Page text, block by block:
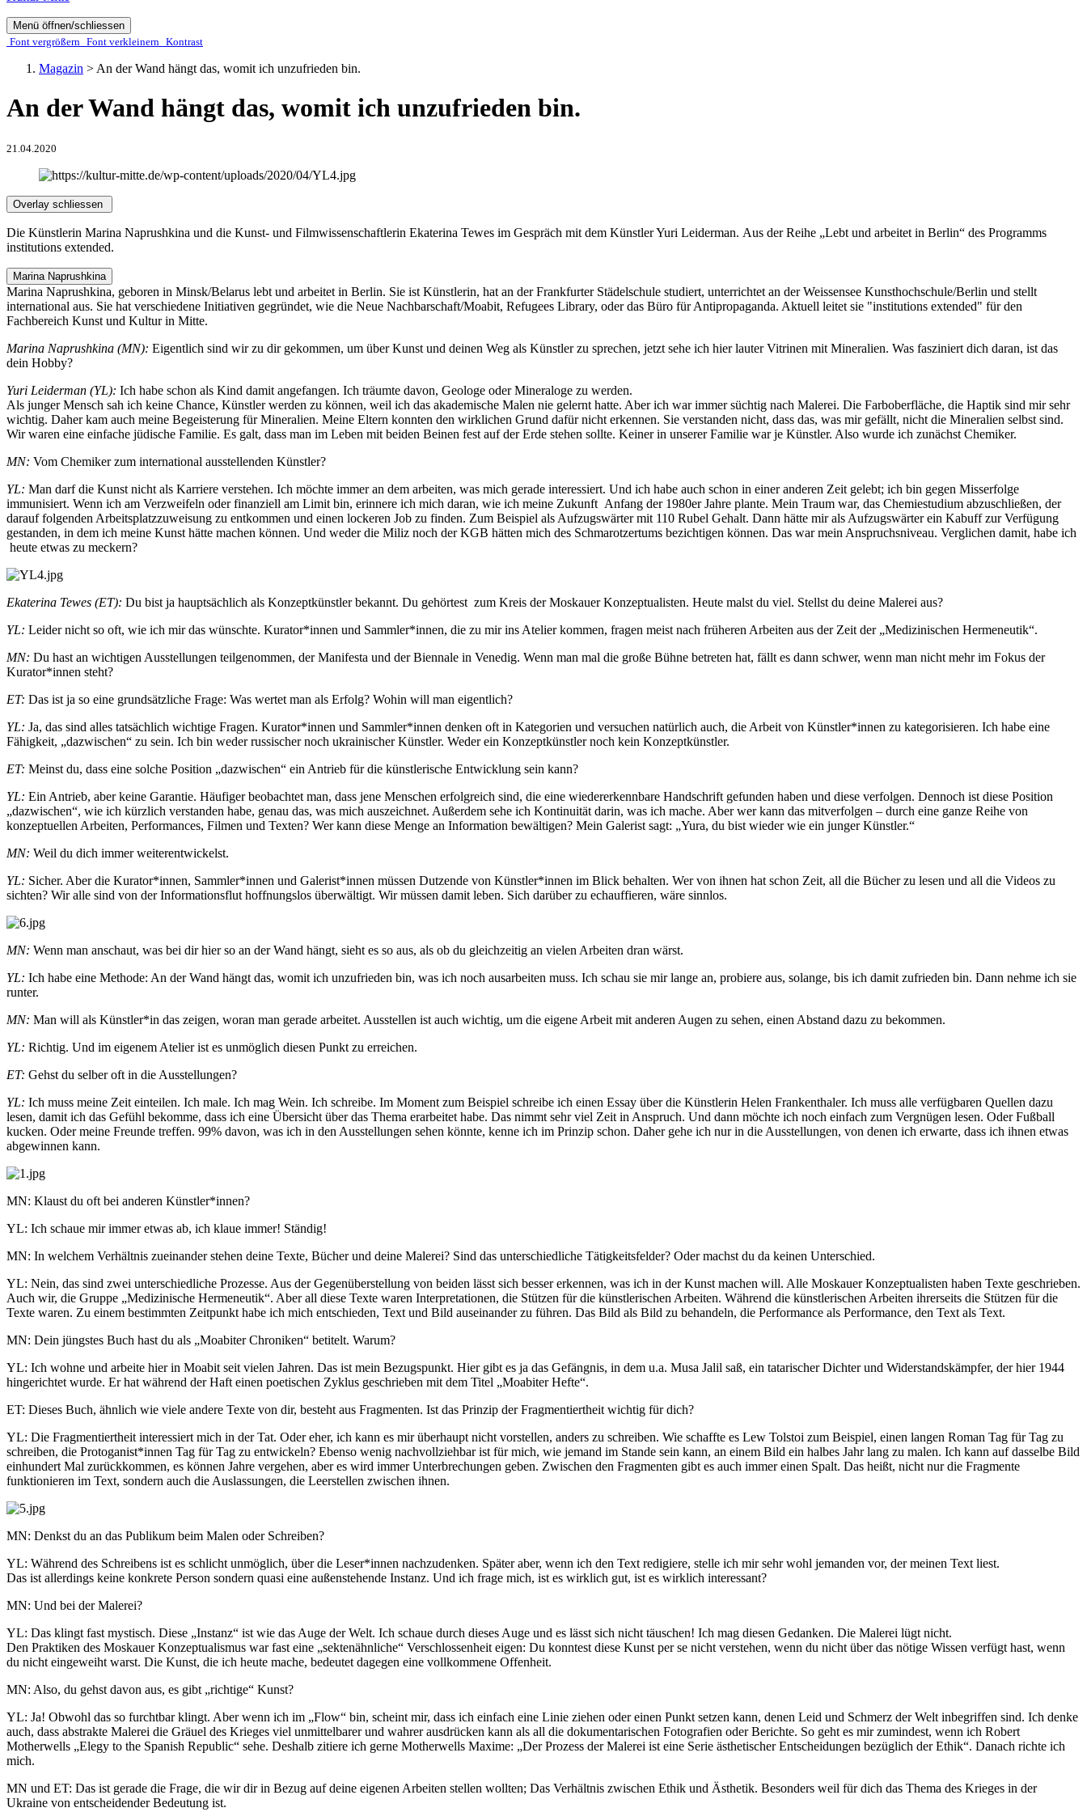
Menü öffnen/schliessen
Font ver­­größern Font ver­­kleinern Kontrast
Magazin > An der Wand hängt das, womit ich unzufrieden bin.
An der Wand hängt das, womit ich unzufrieden bin.
21.04.2020
Overlay schliessen
Die Künstlerin Marina Naprushkina und die Kunst- und Filmwissenschaftlerin Ekaterina Tewes im Gespräch mit dem Künstler Yuri Leiderman. Aus der Reihe „Lebt und arbeitet in Berlin“ des Programms
institutions extended.
Marina Naprushkina
Marina Naprushkina, geboren in Minsk/Belarus lebt und arbeitet in Berlin. Sie ist Künstlerin, hat an der Frankfurter Städelschule studiert, unterrichtet an der Weissensee Kunsthochschule/Berlin und stellt
international aus. Sie hat verschiedene Initiativen gegründet, wie die Neue Nachbarschaft/Moabit, Refugees Library, oder das Büro für Antipropaganda. Aktuell leitet sie "institutions extended" für den
Fachbereich Kunst und Kultur in Mitte.
Marina Naprushkina (MN): Eigentlich sind wir zu dir gekommen, um über Kunst und deinen Weg als Künstler zu sprechen, jetzt sehe ich hier lauter Vitrinen mit Mineralien. Was fasziniert dich daran, ist das
dein Hobby?
Yuri Leiderman (YL): Ich habe schon als Kind damit angefangen. Ich träumte davon, Geologe oder Mineraloge zu werden.
Als junger Mensch sah ich keine Chance, Künstler werden zu können, weil ich das akademische Malen nie gelernt hatte. Aber ich war immer süchtig nach Malerei. Die Farboberfläche, die Haptik sind mir sehr
wichtig. Daher kam auch meine Begeisterung für Mineralien. Meine Eltern konnten den wirklichen Grund dafür nicht erkennen. Sie verstanden nicht, dass das, was mir gefällt, nicht die Mineralien selbst sind.
Wir waren eine einfache jüdische Familie. Es galt, dass man im Leben mit beiden Beinen fest auf der Erde stehen sollte. Keiner in unserer Familie war je Künstler. Also wurde ich zunächst Chemiker.
MN: Vom Chemiker zum international ausstellenden Künstler?
YL: Man darf die Kunst nicht als Karriere verstehen. Ich möchte immer an dem arbeiten, was mich gerade interessiert. Und ich habe auch schon in einer anderen Zeit gelebt; ich bin gegen Misserfolge
immunisiert. Wenn ich am Verzweifeln oder finanziell am Limit bin, erinnere ich mich daran, wie ich meine Zukunft Anfang der 1980er Jahre plante. Mein Traum war, das Chemiestudium abzuschließen, der
darauf folgenden Arbeitsplatzzuweisung zu entkommen und einen lockeren Job zu finden. Zum Beispiel als Aufzugswärter mit 110 Rubel Gehalt. Dann hätte mir als Aufzugswärter ein Kabuff zur Verfügung
gestanden, in dem ich meine Kunst hätte machen können. Und weder die Miliz noch der KGB hätten mich des Schmarotzertums bezichtigen können. Das war mein Anspruchsniveau. Verglichen damit, habe ich
heute etwas zu meckern?
Ekaterina Tewes (ET): Du bist ja hauptsächlich als Konzeptkünstler bekannt. Du gehörtest zum Kreis der Moskauer Konzeptualisten. Heute malst du viel. Stellst du deine Malerei aus?
YL: Leider nicht so oft, wie ich mir das wünschte. Kurator*innen und Sammler*innen, die zu mir ins Atelier kommen, fragen meist nach früheren Arbeiten aus der Zeit der „Medizinischen Hermeneutik“.
MN: Du hast an wichtigen Ausstellungen teilgenommen, der Manifesta und der Biennale in Venedig. Wenn man mal die große Bühne betreten hat, fällt es dann schwer, wenn man nicht mehr im Fokus der
Kurator*innen steht?
ET: Das ist ja so eine grundsätzliche Frage: Was wertet man als Erfolg? Wohin will man eigentlich?
YL: Ja, das sind alles tatsächlich wichtige Fragen. Kurator*innen und Sammler*innen denken oft in Kategorien und versuchen natürlich auch, die Arbeit von Künstler*innen zu kategorisieren. Ich habe eine
Fähigkeit, „dazwischen“ zu sein. Ich bin weder russischer noch ukrainischer Künstler. Weder ein Konzeptkünstler noch kein Konzeptkünstler.
ET: Meinst du, dass eine solche Position „dazwischen“ ein Antrieb für die künstlerische Entwicklung sein kann?
YL: Ein Antrieb, aber keine Garantie. Häufiger beobachtet man, dass jene Menschen erfolgreich sind, die eine wiedererkennbare Handschrift gefunden haben und diese verfolgen. Dennoch ist diese Position
„dazwischen“, wie ich kürzlich verstanden habe, genau das, was mich auszeichnet. Außerdem sehe ich Kontinuität darin, was ich mache. Aber wer kann das mitverfolgen – durch eine ganze Reihe von
konzeptuellen Arbeiten, Performances, Filmen und Texten? Wer kann diese Menge an Information bewältigen? Mein Galerist sagt: „Yura, du bist wieder wie ein junger Künstler.“
MN: Weil du dich immer weiterentwickelst.
YL: Sicher. Aber die Kurator*innen, Sammler*innen und Galerist*innen müssen Dutzende von Künstler*innen im Blick behalten. Wer von ihnen hat schon Zeit, all die Bücher zu lesen und all die Videos zu
sichten? Wir alle sind von der Informationsflut hoffnungslos überwältigt. Wir müssen damit leben. Sich darüber zu echauffieren, wäre sinnlos.
MN: Wenn man anschaut, was bei dir hier so an der Wand hängt, sieht es so aus, als ob du gleichzeitig an vielen Arbeiten dran wärst.
YL: Ich habe eine Methode: An der Wand hängt das, womit ich unzufrieden bin, was ich noch ausarbeiten muss. Ich schau sie mir lange an, probiere aus, solange, bis ich damit zufrieden bin. Dann nehme ich sie
runter.
MN: Man will als Künstler*in das zeigen, woran man gerade arbeitet. Ausstellen ist auch wichtig, um die eigene Arbeit mit anderen Augen zu sehen, einen Abstand dazu zu bekommen.
YL: Richtig. Und im eigenem Atelier ist es unmöglich diesen Punkt zu erreichen.
ET: Gehst du selber oft in die Ausstellungen?
YL: Ich muss meine Zeit einteilen. Ich male. Ich mag Wein. Ich schreibe. Im Moment zum Beispiel schreibe ich einen Essay über die Künstlerin Helen Frankenthaler. Ich muss alle verfügbaren Quellen dazu
lesen, damit ich das Gefühl bekomme, dass ich eine Übersicht über das Thema erarbeitet habe. Das nimmt sehr viel Zeit in Anspruch. Und dann möchte ich noch einfach zum Vergnügen lesen. Oder Fußball
kucken. Oder meine Freunde treffen. 99% davon, was ich in den Ausstellungen sehen könnte, kenne ich im Prinzip schon. Daher gehe ich nur in die Ausstellungen, von denen ich erwarte, dass ich ihnen etwas
abgewinnen kann.
MN: Klaust du oft bei anderen Künstler*innen?
YL: Ich schaue mir immer etwas ab, ich klaue immer! Ständig!
MN: In welchem Verhältnis zueinander stehen deine Texte, Bücher und deine Malerei? Sind das unterschiedliche Tätigkeitsfelder? Oder machst du da keinen Unterschied.
YL: Nein, das sind zwei unterschiedliche Prozesse. Aus der Gegenüberstellung von beiden lässt sich besser erkennen, was ich in der Kunst machen will. Alle Moskauer Konzeptualisten haben Texte geschrieben.
Auch wir, die Gruppe „Medizinische Hermeneutik“. Aber all diese Texte waren Interpretationen, die Stützen für die künstlerischen Arbeiten. Während die künstlerischen Arbeiten ihrerseits die Stützen für die
Texte waren. Zu einem bestimmten Zeitpunkt habe ich mich entschieden, Text und Bild auseinander zu führen. Das Bild als Bild zu behandeln, die Performance als Performance, den Text als Text.
MN: Dein jüngstes Buch hast du als „Moabiter Chroniken“ betitelt. Warum?
YL: Ich wohne und arbeite hier in Moabit seit vielen Jahren. Das ist mein Bezugspunkt. Hier gibt es ja das Gefängnis, in dem u.a. Musa Jalil saß, ein tatarischer Dichter und Widerstandskämpfer, der hier 1944
hingerichtet wurde. Er hat während der Haft einen poetischen Zyklus geschrieben mit dem Titel „Moabiter Hefte“.
ET: Dieses Buch, ähnlich wie viele andere Texte von dir, besteht aus Fragmenten. Ist das Prinzip der Fragmentiertheit wichtig für dich?
YL: Die Fragmentiertheit interessiert mich in der Tat. Oder eher, ich kann es mir überhaupt nicht vorstellen, anders zu schreiben. Wie schaffte es Lew Tolstoi zum Beispiel, einen langen Roman Tag für Tag zu
schreiben, die Protoganist*innen Tag für Tag zu entwickeln? Ebenso wenig nachvollziehbar ist für mich, wie jemand im Stande sein kann, an einem Bild ein halbes Jahr lang zu malen. Ich kann auf dasselbe Bild
einhundert Mal zurückkommen, es können Jahre vergehen, aber es wird immer Unterbrechungen geben. Zwischen den Fragmenten gibt es auch immer einen Spalt. Das heißt, nicht nur die Fragmente
funktionieren im Text, sondern auch die Auslassungen, die Leerstellen zwischen ihnen.
MN: Denkst du an das Publikum beim Malen oder Schreiben?
YL: Während des Schreibens ist es schlicht unmöglich, über die Leser*innen nachzudenken. Später aber, wenn ich den Text redigiere, stelle ich mir sehr wohl jemanden vor, der meinen Text liest.
Das ist allerdings keine konkrete Person sondern quasi eine außenstehende Instanz. Und ich frage mich, ist es wirklich gut, ist es wirklich interessant?
MN: Und bei der Malerei?
YL: Das klingt fast mystisch. Diese „Instanz“ ist wie das Auge der Welt. Ich schaue durch dieses Auge und es lässt sich nicht täuschen! Ich mag diesen Gedanken. Die Malerei lügt nicht.
Den Praktiken des Moskauer Konzeptualismus war fast eine „sektenähnliche“ Verschlossenheit eigen: Du konntest diese Kunst per se nicht verstehen, wenn du nicht über das nötige Wissen verfügt hast, wenn
du nicht eingeweiht warst. Die Kunst, die ich heute mache, bedeutet dagegen eine vollkommene Offenheit.
MN: Also, du gehst davon aus, es gibt „richtige“ Kunst?
YL: Ja! Obwohl das so furchtbar klingt. Aber wenn ich im „Flow“ bin, scheint mir, dass ich einfach eine Linie ziehen oder einen Punkt setzen kann, denen Leid und Schmerz der Welt inbegriffen sind. Ich denke
auch, dass abstrakte Malerei die Gräuel des Krieges viel unmittelbarer und wahrer ausdrücken kann als all die dokumentarischen Fotografien oder Berichte. So geht es mir zumindest, wenn ich Robert
Motherwells „Elegy to the Spanish Republic“ sehe. Deshalb zitiere ich gerne Motherwells Maxime: „Der Prozess der Malerei ist eine Serie ästhetischer Entscheidungen bezüglich der Ethik“. Danach richte ich
mich.
MN und ET: Das ist gerade die Frage, die wir dir in Bezug auf deine eigenen Arbeiten stellen wollten; Das Verhältnis zwischen Ethik und Ästhetik. Besonders weil für dich das Thema des Krieges in der
Ukraine von entscheidender Bedeutung ist.